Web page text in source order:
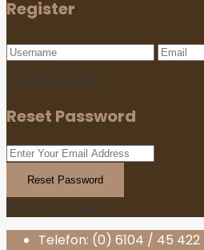
Register
Zurück zu Login
Reset Password
Reset Password
Return to Login
Telefon: (0) 6104 / 45 422